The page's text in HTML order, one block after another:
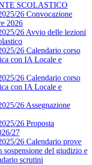
SCOLASTICO
26 Convocazione
2026
26 Avvio delle lezioni
26 Calendario corso
con IA Locale e
26 Calendario corso
con IA Locale e
26 Assegnazione
26 Proposta
27
26 Calendario prove
del giudizio e
scrutini